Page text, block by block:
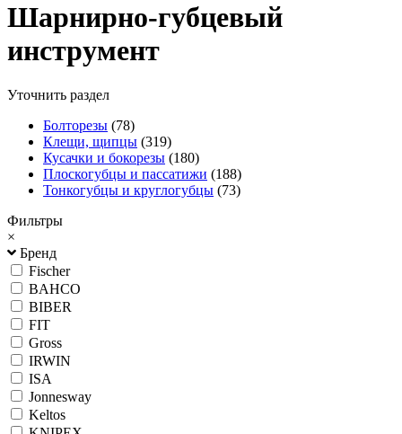
Шарнирно-губцевый
инструмент
Уточнить раздел
Болторезы (78)
Клещи, щипцы (319)
Кусачки и бокорезы (180)
Плоскогубцы и пассатижи (188)
Тонкогубцы и круглогубцы (73)
Фильтры
×
Бренд
Fischer
BAHCO
BIBER
FIT
Gross
IRWIN
ISA
Jonnesway
Keltos